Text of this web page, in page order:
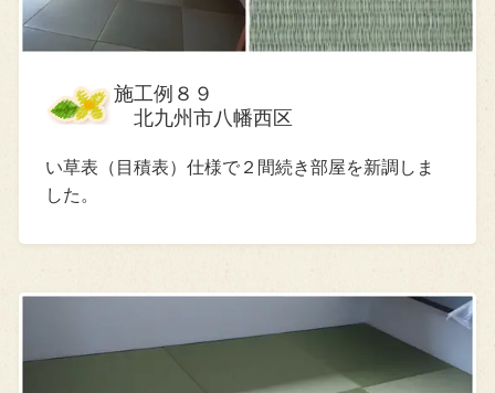
施工例８９
北九州市八幡西区
い草表（目積表）仕様で２間続き部屋を新調しま
した。